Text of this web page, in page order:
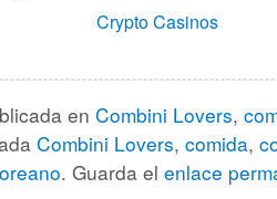
Crypto Casinos
en Combini Lovers,
Combini Lovers, comida,
. Guarda el enlace